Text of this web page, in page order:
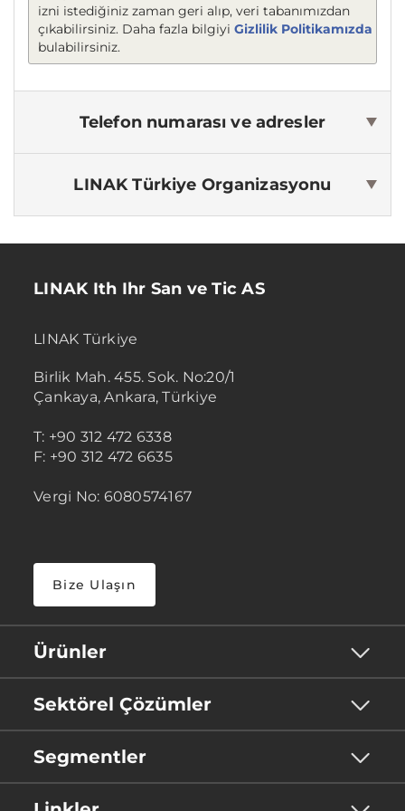
izni istediğiniz zaman geri alıp, veri tabanımızdan
çıkabilirsiniz. Daha fazla bilgiyi Gizlilik Politikamızda
bulabilirsiniz.
Telefon numarası ve adresler
LINAK Türkiye Organizasyonu
LINAK Ith Ihr San ve Tic AS
LINAK Türkiye
Birlik Mah. 455. Sok. No:20/1
Çankaya, Ankara, Türkiye
T: +90 312 472 6338
F: +90 312 472 6635
Vergi No: 6080574167
Bize Ulaşın
Ürünler
Sektörel Çözümler
Segmentler